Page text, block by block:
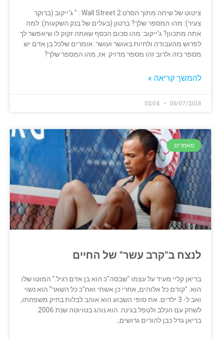
ציטוט של שיחה מתוך הסרט Wall Street 2 : " ג'ייקוב (ברוקר
צעיר): מהו המספר שלך? ברטון (בעלים של בנק השקעות): למה
אתה מתכוון? ג'ייקוב: מהו סכום הכסף שאתה זקוק לו שיאפשר לך
לפרוש מהעבודה ולחיות באושר ועושר. אומרים שלכל בן אדם יש
מספר כזה ולרוב זהו מספר מדויק. אז, מהו המספר שלך?
להמשך קריאה »
06/07/2018
מאמרים
לנצח ב"קרב עשר" של החיים
בריאן קליי מעיד על עצמו "שבסה"כ הוא בן אדם רגיל." המוטו שלו
הוא: "קודם כל אלוהים, אחרי כן אשתי ואח"כ כל השאר" הוא נשוי
ואב ל- 3 ילדים. את סופי השבוע הוא אוהב לבלות בחיק משפחתו,
בריאן גדל כבן להורים גרושים,